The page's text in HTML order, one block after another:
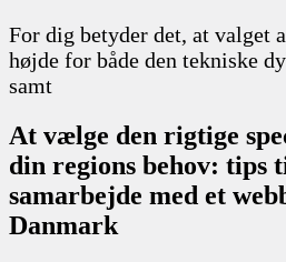
For dig betyder det, at valget
højde for både den tekniske
samt
At vælge den rigtige
din regions behov: tips
samarbejde med et
Danmark